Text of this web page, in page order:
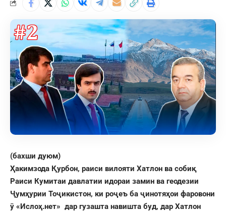
(бахши дуюм)
Ҳакимзода Қурбон, раиси вилояти Хатлон ва собиқ
Раиси Кумитаи давлатии идораи замин ва геодезии
Ҷумҳурии Тоҷикистон, ки роҷеъ ба ҷинотяҳои фаровони
ӯ «Ислоҳ.нет» дар гузашта навишта буд, дар Хатлон